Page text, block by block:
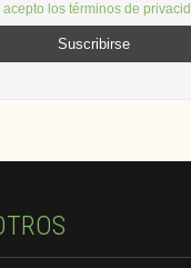
los términos de